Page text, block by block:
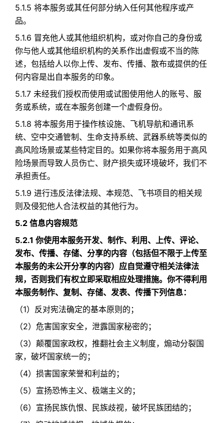
5.1.5 将本服务或其任何部分纳入任何其他程序或产
品。
5.1.6 冒充他人或其他组织机构，或对你自己的身份或
你与他人或其他组织机构的关系作出虚假或不当的陈
述，包括给人以你上传、发布、传播、散布或提供的任
何内容是出自本服务的印象。
5.1.7 未经我们授权而使用或试图使用他人的账号、服
务或系统，或在本服务创建一个虚假身份。
5.1.8 将本服务用于操作核设施、飞机导航和通讯系
统、空中交通管制、生命支持系统、武器系统等类似的
高风险场景或某些特定目的。如果你将本服务用于高风
险场景而导致人员伤亡、财产损失或环境破坏，我们不
承担责任。
5.1.9 进行违反法律法规、本规范、飞书项目的相关规
则及侵犯他人合法权益的其他行为。
5.2 信息内容规范
5.2.1 你使用本服务开发、制作、利用、上传、评论、
发布、传播、存储、分享的内容（包括但不限于上传至
本服务的未公开分享的内容）应自觉遵守相关法律法
规，否则我们有权立即采取相应处理措施。你不得利用
本服务制作、复制、存储、发表、传播下列信息：
（1）反对宪法确定的基本原则的；​
（2）危害国家安全，泄露国家秘密的；​
（3）颠覆国家政权，推翻社会主义制度，煽动分裂国
家，破坏国家统一的；​
（4）损害国家荣誉和利益的；​
（5）宣扬恐怖主义、极端主义的；​
（6）宣扬民族仇恨、民族歧视，破坏民族团结的；​